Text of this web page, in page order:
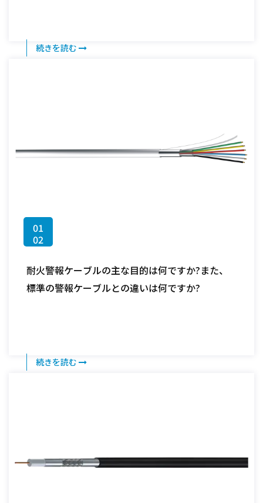
続きを読む
01
02
耐火警報ケーブルの主な目的は何ですか?また、
標準の警報ケーブルとの違いは何ですか?
続きを読む